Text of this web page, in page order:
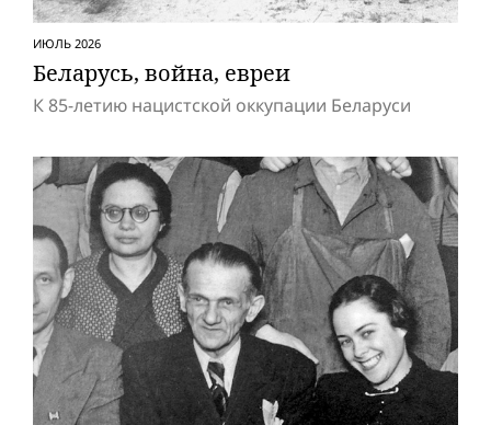
ИЮЛЬ 2026
Беларусь, вой­на, евреи
К 85-летию нацистской оккупации Беларуси